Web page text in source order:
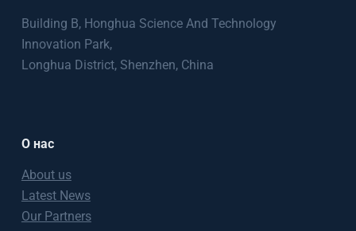
Building B, Honghua Science And Technology
Innovation Park,
Longhua District, Shenzhen, China
О нас
About us
Latest News
Our Partners